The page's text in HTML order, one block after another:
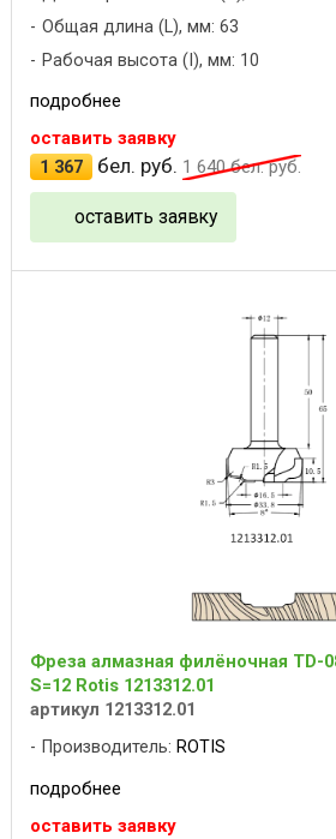
Общая длина (L), мм: 63
Рабочая высота (I), мм: 10
подробнее
оставить заявку
1 367
бел. руб. 1 640бел. руб.
оставить заявку
Фреза алмазная филёночная TD-
S=12 Rotis 1213312.01
артикул 1213312.01
Производитель: ROTIS
подробнее
оставить заявку